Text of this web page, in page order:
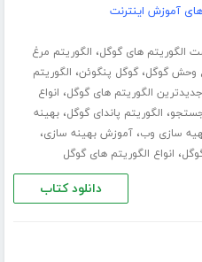
آموزش اینترنت
الگوریتم های گوگل، الگوریتم مرغ
وحش گوگل،گوگل پنگوئن، الگوریتم
جدیدترین الگوریتم های گوگل، انواع
، الگوریتم پاندای گوگل،بهینه
سازی وب،آموزش بهینه سازی،
، انواع الگوریتم های گوگل
دانلود کتاب